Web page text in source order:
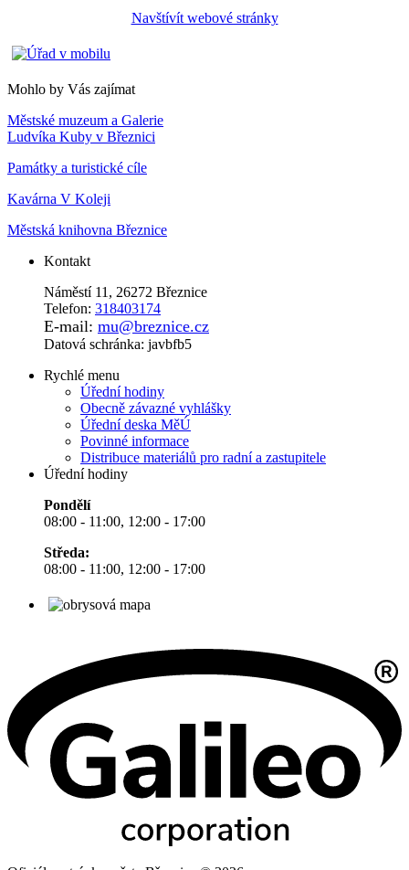
Navštívít webové stránky
Mohlo by Vás zajímat
Městské muzeum a Galerie
Ludvíka Kuby v Březnici
Památky a turistické cíle
Kavárna V Koleji
Městská knihovna Březnice
Kontakt
Náměstí 11, 26272 Březnice
Telefon: 318403174
E-mail: mu@breznice.cz
Datová schránka: javbfb5
Rychlé menu
Úřední hodiny
Obecně závazné vyhlášky
Úřední deska MěÚ
Povinné informace
Distribuce materiálů pro radní a zastupitele
Úřední hodiny
Pondělí
08:00 - 11:00, 12:00 - 17:00
Středa:
08:00 - 11:00, 12:00 - 17:00